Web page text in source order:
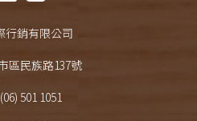
行銷有限公司
區民族路137號
501 1051